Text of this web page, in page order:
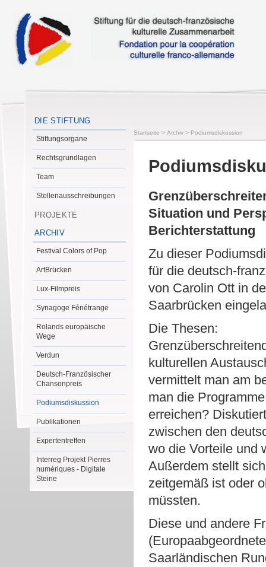
DIE STIFTUNG
Stiftungsorgane
Rechtsgrundlagen
Team
Stellenausschreibungen
PROJEKTE
ARCHIV
Festival Colors of Pop
ArtBrücken
Lux-Filmpreis
Synagoge Fénétrange
Rolands europäische
Wege
Verdun
Deutsch-Französischer
Chansonpreis
Podiumsdiskussion
Publikationen
Expertentreffen
Interreg Projekt Pierres
numériques - Digitale
Steine
Startseite > Archiv > Podiumsdiskussion
Situation und
Berichterstattung
Zu dieser
für die deutsch-
von Carolin Ott in
Saarbrücken
Die Thesen:
kulturellen
vermittelt man am
man die
erreichen?
zwischen den
wo die Vorteile und
Außerdem stellt
zeitgemäß ist oder
müssten.
Diese und andere
Saarländischen